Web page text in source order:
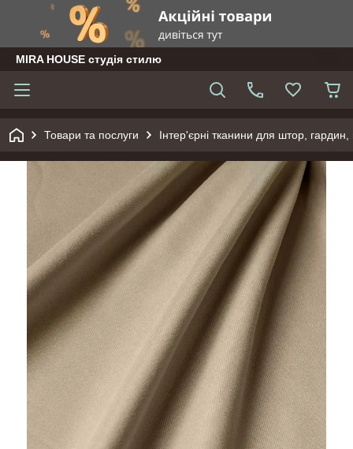
MIRA HOUSE студія стилю
Товари та послуги Інтер'єрні тканини для штор, гардин,